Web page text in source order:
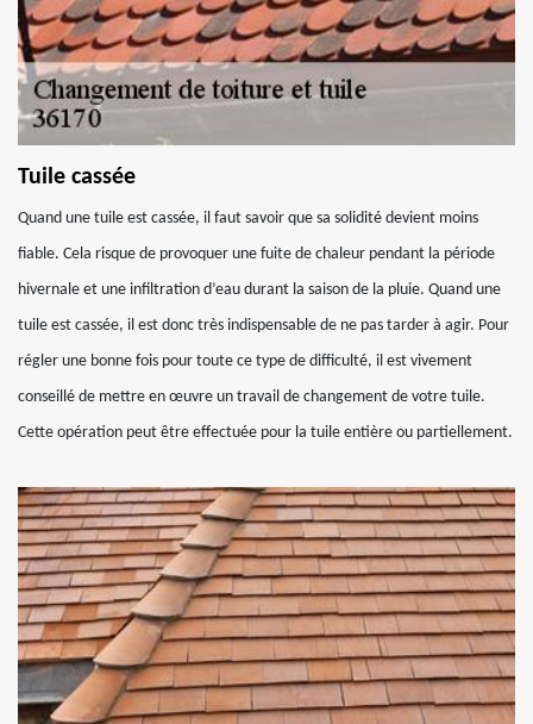
Tuile cassée
Quand une tuile est cassée, il faut savoir que sa solidité devient moins
fiable. Cela risque de provoquer une fuite de chaleur pendant la période
hivernale et une infiltration d’eau durant la saison de la pluie. Quand une
tuile est cassée, il est donc très indispensable de ne pas tarder à agir. Pour
régler une bonne fois pour toute ce type de difficulté, il est vivement
conseillé de mettre en œuvre un travail de changement de votre tuile.
Cette opération peut être effectuée pour la tuile entière ou partiellement.